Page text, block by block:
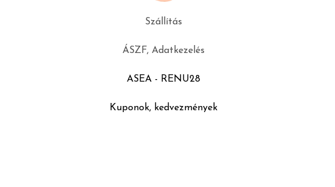
Szállítás
ÁSZF, Adatkezelés
ASEA - RENU28
Kuponok, kedvezmények